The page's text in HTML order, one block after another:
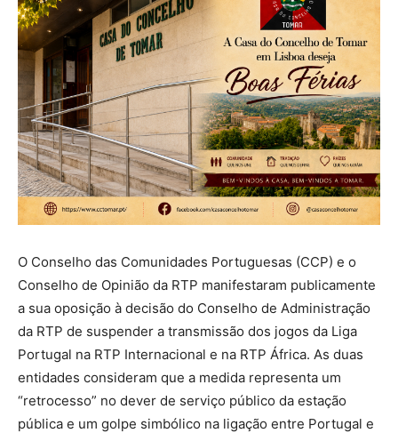
O Conselho das Comunidades Portuguesas (CCP) e o
Conselho de Opinião da RTP manifestaram publicamente
a sua oposição à decisão do Conselho de Administração
da RTP de suspender a transmissão dos jogos da Liga
Portugal na RTP Internacional e na RTP África. As duas
entidades consideram que a medida representa um
“retrocesso” no dever de serviço público da estação
pública e um golpe simbólico na ligação entre Portugal e